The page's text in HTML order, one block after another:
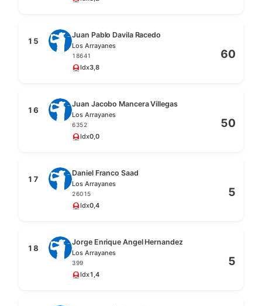
15
Juan Pablo Davila Racedo
Los Arrayanes
18641
Idx3,8
60
16
Juan Jacobo Mancera Villegas
Los Arrayanes
6352
Idx0,0
50
17
Daniel Franco Saad
Los Arrayanes
26015
Idx0,4
5
18
Jorge Enrique Angel Hernandez
Los Arrayanes
399
Idx1,4
5